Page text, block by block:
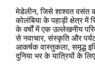
मेडेलीन, जिसे शाश्वत वसंत
कोलंबिया के पहाड़ी क्षेत्र
के वर्षों में एक उल्लेखनीय
से नवाचार, संस्कृति और
आकर्षक वास्तुकला, समृद्ध
दुनिया भर के यात्रियों के